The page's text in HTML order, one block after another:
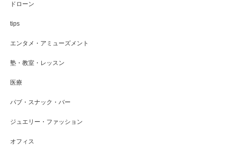
ドローン
tips
エンタメ・アミューズメント
塾・教室・レッスン
医療
パブ・スナック・バー
ジュエリー・ファッション
オフィス